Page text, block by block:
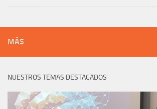
MÁS
NUESTROS TEMAS DESTACADOS